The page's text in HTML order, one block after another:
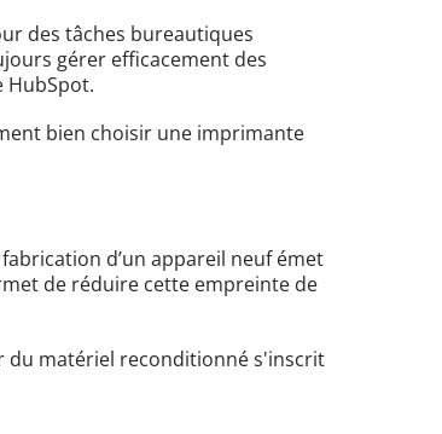
des tâches bureautiques
gérer efficacement des
HubSpot.
bien choisir une imprimante
d’un appareil neuf émet
de réduire cette empreinte de
du matériel reconditionné s'inscrit